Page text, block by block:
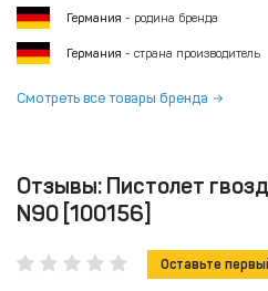
Германия - родина бренда
Германия - страна производитель
Смотреть все товары бренда
Отзывы: Пистолет
N90 [100156]
Оставьте